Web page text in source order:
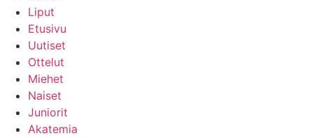
Liput
Etusivu
Uutiset
Ottelut
Miehet
Naiset
Juniorit
Akatemia